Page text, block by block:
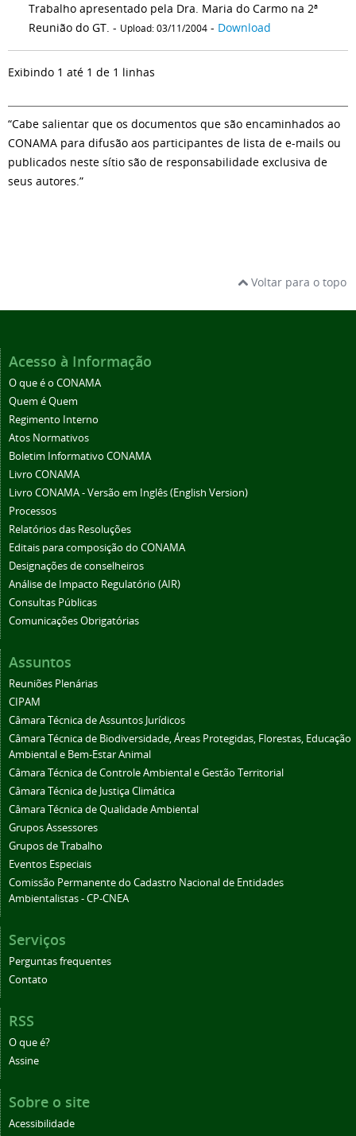
Trabalho apresentado pela Dra. Maria do Carmo na 2ª
Reunião do GT. - Upload: 03/11/2004 - Download
Exibindo 1 até 1 de 1 linhas
“Cabe salientar que os documentos que são encaminhados ao
CONAMA para difusão aos participantes de lista de e-mails ou
publicados neste sítio são de responsabilidade exclusiva de
seus autores.”
Voltar para o topo
Acesso à Informação
O que é o CONAMA
Quem é Quem
Regimento Interno
Atos Normativos
Boletim Informativo CONAMA
Livro CONAMA
Livro CONAMA - Versão em Inglês (English Version)
Processos
Relatórios das Resoluções
Editais para composição do CONAMA
Designações de conselheiros
Análise de Impacto Regulatório (AIR)
Consultas Públicas
Comunicações Obrigatórias
Assuntos
Reuniões Plenárias
CIPAM
Câmara Técnica de Assuntos Jurídicos
Câmara Técnica de Biodiversidade, Áreas Protegidas, Florestas, Educação
Ambiental e Bem-Estar Animal
Câmara Técnica de Controle Ambiental e Gestão Territorial
Câmara Técnica de Justiça Climática
Câmara Técnica de Qualidade Ambiental
Grupos Assessores
Grupos de Trabalho
Eventos Especiais
Comissão Permanente do Cadastro Nacional de Entidades
Ambientalistas - CP-CNEA
Serviços
Perguntas frequentes
Contato
RSS
O que é?
Assine
Sobre o site
Acessibilidade